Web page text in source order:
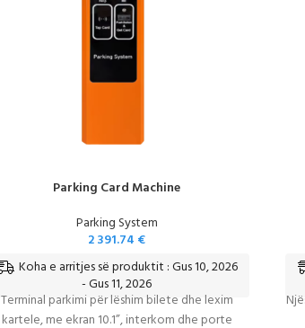
Parking Card Machine
Parking System
2 391.74 €
Koha e arritjes së produktit : Gus 10, 2026
- Gus 11, 2026
Terminal parkimi për lëshim bilete dhe lexim
kartele, me ekran 10.1”, interkom dhe porte